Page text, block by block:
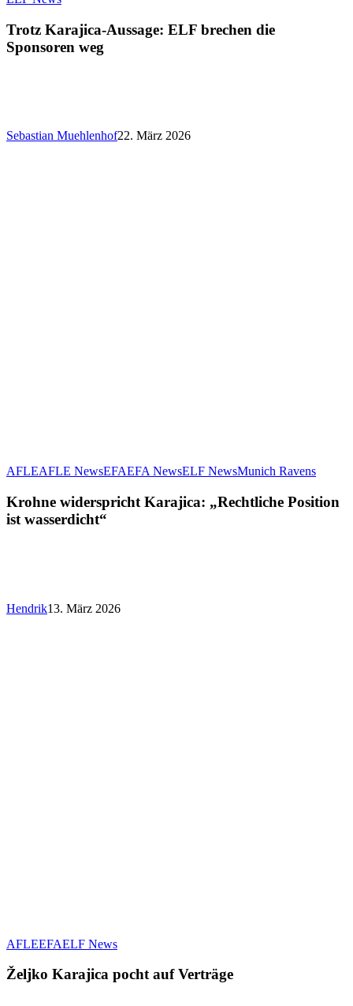
Aussage:
ELF
brechen
Trotz Karajica-Aussage: ELF brechen die
Sponsoren weg
Sebastian Muehlenhof22. März 2026
AFLEAFLE NewsEFAEFA NewsELF NewsMunich RavensKrohne
Krohne widerspricht Karajica: „Rechtliche Position
ist wasserdicht“
Hendrik13. März 2026
AFLEEFAELF NewsŽeljko
pocht
auf
Željko Karajica pocht auf Verträge